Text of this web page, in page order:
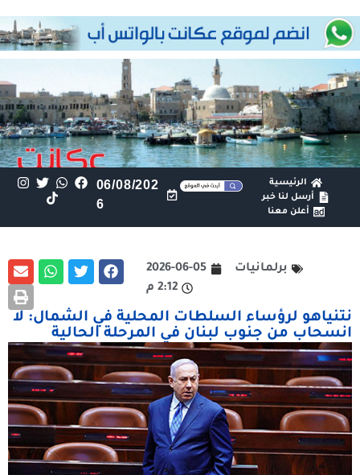
الرئيسية
أرسل لنا خبر
أعلن معنا
06/08/202
6
برلمانيات
2026-06-05
2:12 م
نتنياهو لرؤساء السلطات المحلية في الشمال: لا
انسحاب من جنوب لبنان في المرحلة الحالية